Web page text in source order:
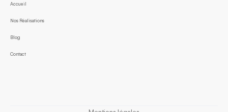
Accueil
Nos Réalisations
Blog
Contact